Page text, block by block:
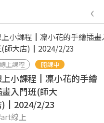
線上課程 開課中
上小課程┃凜小花的手繪
畫入門班(師大
)┃2024/2/23
線上
‹